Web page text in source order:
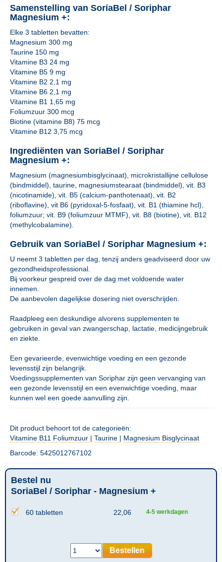
Samenstelling van SoriaBel / Soriphar
Magnesium +:
Elke 3 tabletten bevatten:
Magnesium 300 mg
Taurine 150 mg
Vitamine B3 24 mg
Vitamine B5 9 mg
Vitamine B2 2,1 mg
Vitamine B6 2,1 mg
Vitamine B1 1,65 mg
Foliumzuur 300 mcg
Biotine (vitamine B8) 75 mcg
Vitamine B12 3,75 mcg
Ingrediënten van SoriaBel / Soriphar
Magnesium +:
Magnesium (magnesiumbisglycinaat), microkristallijne cellulose
(bindmiddel), taurine, magnesiumstearaat (bindmiddel), vit. B3
(nicotinamide), vit. B5 (calcium-panthotenaat), vit. B2
(riboflavine), vit B6 (pyridoxal-5-fosfaat), vit. B1 (thiamine hcl),
foliumzuur; vit. B9 (foliumzuur MTMF), vit. B8 (biotine), vit. B12
(methylcobalamine).
Gebruik van SoriaBel / Soriphar Magnesium +:
U neemt 3 tabletten per dag, tenzij anders geadviseerd door uw
gezondheidsprofessional.
Bij voorkeur gespreid over de dag met voldoende water
innemen.
De aanbevolen dagelijkse dosering niet overschrijden.
Raadpleeg een deskundige alvorens supplementen te
gebruiken in geval van zwangerschap, lactatie, medicijngebruik
en ziekte.
Een gevarieerde, evenwichtige voeding en een gezonde
levensstijl zijn belangrijk.
Voedingssupplementen van Soriphar zijn geen vervanging van
een gezonde levensstijl en een evenwichtige voeding, maar
kunnen wel een goede aanvulling zijn.
Dit product behoort tot de categorieën:
Vitamine B11 Foliumzuur | Taurine | Magnesium Bisglycinaat
Barcode: 5425012767102
Bestel nu
SoriaBel / Soriphar - Magnesium +
60 tabletten 22,06 4-5 werkdagen
Bestellen